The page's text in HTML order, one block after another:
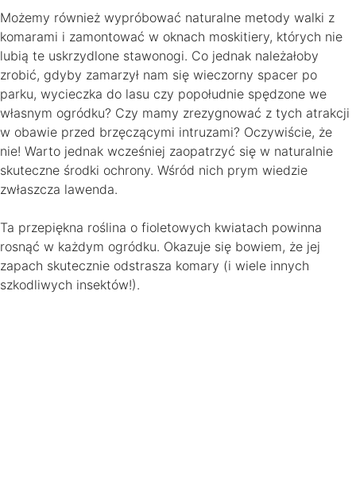
Możemy również wypróbować naturalne metody walki z
komarami i zamontować w oknach moskitiery, których nie
lubią te uskrzydlone stawonogi. Co jednak należałoby
zrobić, gdyby zamarzył nam się wieczorny spacer po
parku, wycieczka do lasu czy popołudnie spędzone we
własnym ogródku? Czy mamy zrezygnować z tych atrakcji
w obawie przed brzęczącymi intruzami? Oczywiście, że
nie! Warto jednak wcześniej zaopatrzyć się w naturalnie
skuteczne środki ochrony. Wśród nich prym wiedzie
zwłaszcza lawenda.
Ta przepiękna roślina o fioletowych kwiatach powinna
rosnąć w każdym ogródku. Okazuje się bowiem, że jej
zapach skutecznie odstrasza komary (i wiele innych
szkodliwych insektów!).